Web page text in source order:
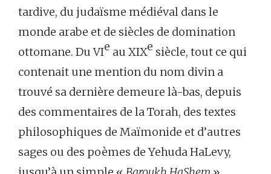
tardive, du judaïsme médiéval dans le
monde arabe et de siècles de domination
ottomane. Du VIe au XIXe siècle, tout ce qui
contenait une mention du nom divin a
trouvé sa dernière demeure là-bas, depuis
des commentaires de la Torah, des textes
philosophiques de Maïmonide et d’autres
sages ou des poèmes de Yehuda HaLevy,